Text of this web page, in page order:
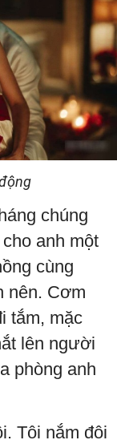
chúng
anh một
cùng
nên. Cơm
tắm, mặc
lên người
phòng anh
Tôi nắm đôi